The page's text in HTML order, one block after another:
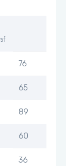
76
65
89
60
36